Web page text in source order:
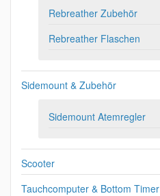
Rebreather Zubehör
Rebreather Flaschen
Sidemount & Zubehör
Sidemount Atemregler
Scooter
Tauchcomputer & Bottom Timer